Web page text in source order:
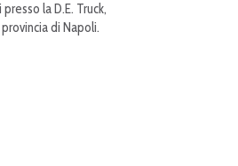
la D.E. Truck,
di Napoli.